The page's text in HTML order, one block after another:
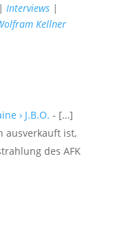
Interviews|
Kellner
› J.B.O. - […]
ausverkauft ist,
des AFK